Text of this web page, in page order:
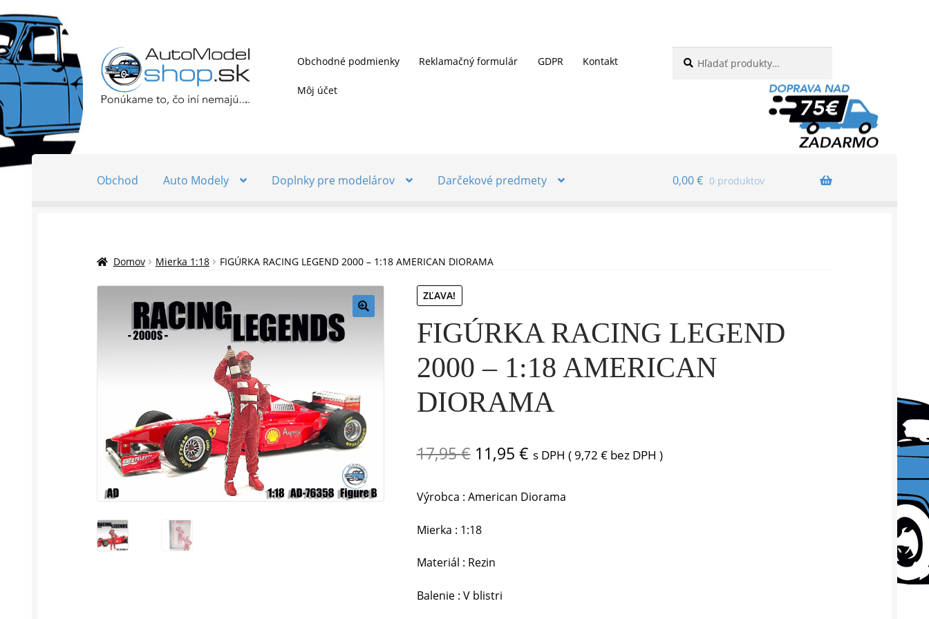
Preskočiť
na
navigáciu
Preskočiť
na
obsah
Obchodné podmienky Reklamačný formulár GDPR Kontakt
Môj účet
Obchod Auto Modely Doplnky pre modelárov Darčekové predmety 0,00€ 0 produktov
Domov Mierka 1:18 FIGÚRKA RACING LEGEND 2000 – 1:18 AMERICAN DIORAMA
ZĽAVA!
FIGÚRKA RACING LEGEND
2000 – 1:18 AMERICAN
DIORAMA
17,95€ Pôvodná
bola:
17,95 €.
11,95 €Aktuálna
je:
s DPH (9,72 €bez DPH )
Výrobca : American Diorama
Mierka : 1:18
Materiál : Rezin
Balenie : V blistri